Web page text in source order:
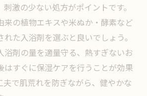
激の少ない処方がポイントです。
来の植物エキスや米ぬか・酵素など
た入浴剤を選ぶと良いでしょう。
浴剤の量を適量守る、熱すぎないお
はすぐに保湿ケアを行うことが効果
夫で肌荒れを防ぎながら、健やかな